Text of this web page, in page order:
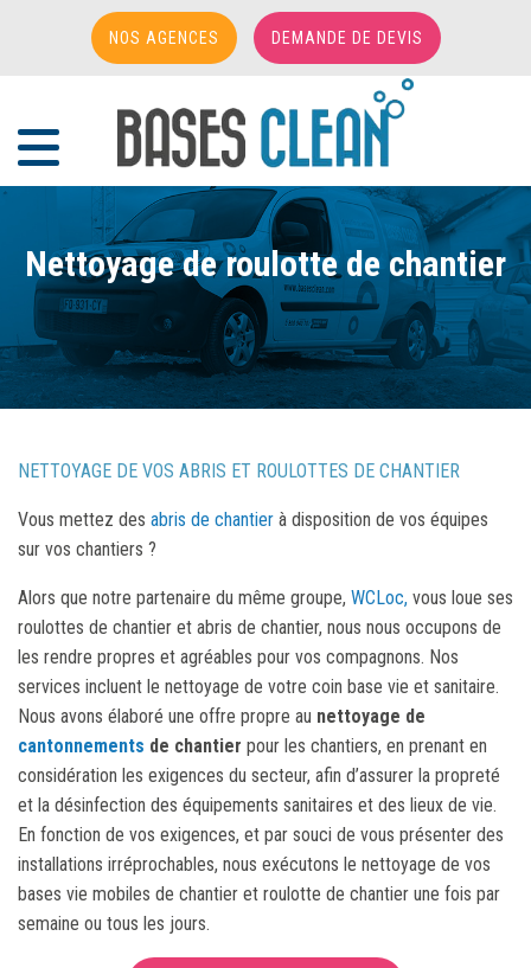
NOS AGENCES DEMANDE DE DEVIS
Accueil Nettoyage de bases vie/ Nettoyage de roulotte de chantier
Nettoyage de roulotte de chantier
NETTOYAGE DE VOS ABRIS ET ROULOTTES DE CHANTIER
Vous mettez des abris de chantier à disposition de vos équipes
sur vos chantiers ?
Alors que notre partenaire du même groupe, WCLoc, vous loue ses
roulottes de chantier et abris de chantier, nous nous occupons de
les rendre propres et agréables pour vos compagnons. Nos
services incluent le nettoyage de votre coin base vie et sanitaire.
Nous avons élaboré une offre propre au nettoyage de
cantonnements de chantier pour les chantiers, en prenant en
considération les exigences du secteur, afin d’assurer la propreté
et la désinfection des équipements sanitaires et des lieux de vie.
En fonction de vos exigences, et par souci de vous présenter des
installations irréprochables, nous exécutons le nettoyage de vos
bases vie mobiles de chantier et roulotte de chantier une fois par
semaine ou tous les jours.